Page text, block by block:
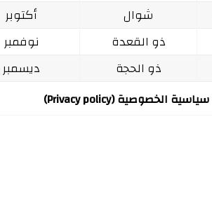
شوال
أكتوبر
ذو القعدة
نوفمبر
ذو الحجة ديسمبر
سياسية الخصوصية (Privacy policy)